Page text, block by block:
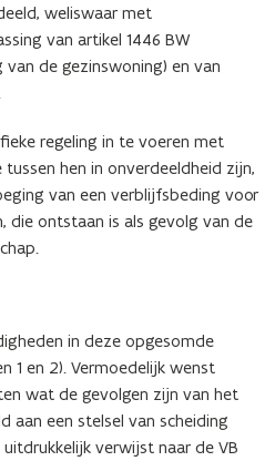
weliswaar met
van artikel 1446 BW
de gezinswoning) en van
regeling in te voeren met
hen in onverdeeldheid zijn,
van een verblijfsbeding voor
die ontstaan is als gevolg van de
in deze opgesomde
1 en 2). Vermoedelijk wenst
wat de gevolgen zijn van het
aan een stelsel van scheiding
verwijst naar de VB